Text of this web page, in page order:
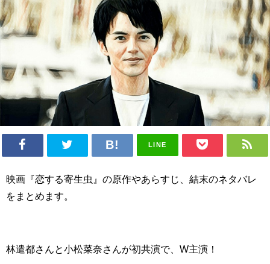
LINE
映画『恋する寄生虫』の原作やあらすじ、結末のネタバレ
をまとめます。
林遣都さんと小松菜奈さんが初共演で、W主演！